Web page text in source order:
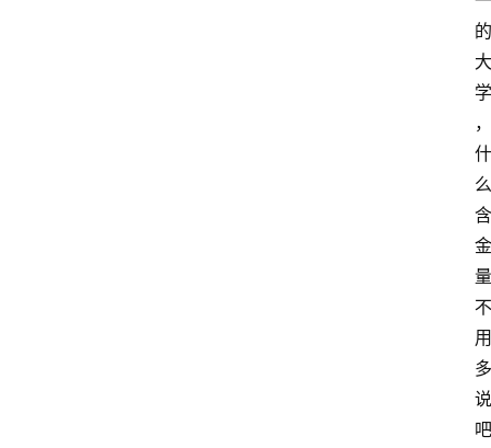
的
大
学
，
什
么
含
金
量
不
用
多
说
吧